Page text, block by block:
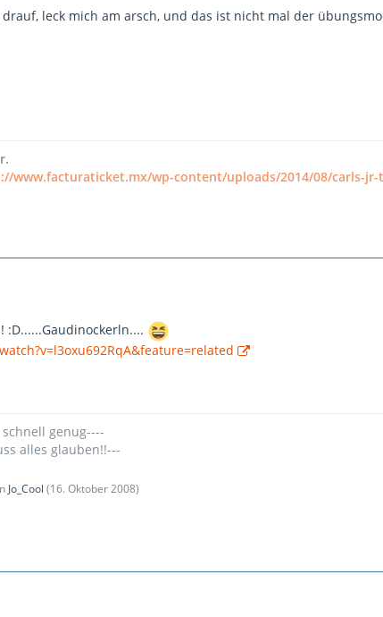
leck mich am arsch, und das ist nicht mal der
www.facturaticket.mx/wp-content/uploads/2014/08/carls-jr-
:D......Gaudinockerln....
genug----
alles glauben!!---
Jo_Cool (16. Oktober 2008)